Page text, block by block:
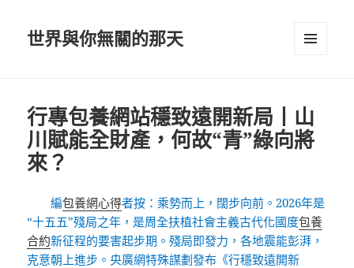
世界與你無關的那天
行專包養網站穩致遠開新局丨山
川賦能全財產，何故“青”綠向將
來？
編包養網心得者按：乘勢而上，闊步向前。2026年是
“十五五”殘局之年，是周全扶植社會主義古代化國度包養
合約新征程的要害起步期。殘局即發力，各地震能彭湃，
克意朝上進步。央廣網特殊謀劃發布《行穩致遠開新